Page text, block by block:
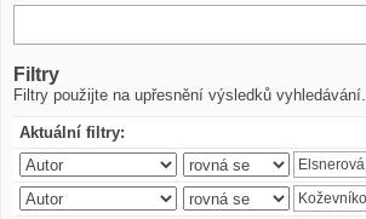
Filtry
Filtry použijte na upřesnění výsledků vyhledávání.
Aktuální filtry: